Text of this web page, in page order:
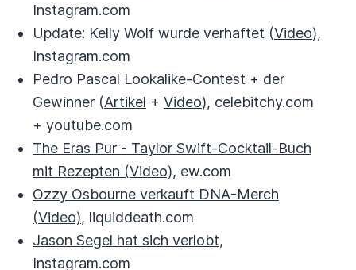
Instagram.com
Update: Kelly Wolf wurde verhaftet (Video),
Instagram.com
Pedro Pascal Lookalike-Contest + der
Gewinner (Artikel + Video), celebitchy.com
+ youtube.com
The Eras Pur - Taylor Swift-Cocktail-Buch
mit Rezepten (Video), ew.com
Ozzy Osbourne verkauft DNA-Merch
(Video), liquiddeath.com
Jason Segel hat sich verlobt,
Instagram.com